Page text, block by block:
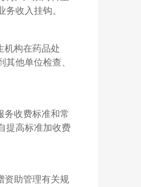
收入挂钩。
机构在药品处
他单位检查、
务收费标准和常
提高标准加收费
资助管理有关规